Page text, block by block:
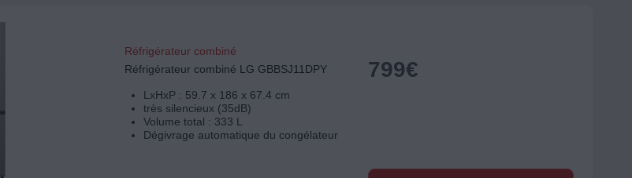
Réfrigérateur combiné
Réfrigérateur combiné LG GBBSJ11DPY
LxHxP : 59.7 x 186 x 67.4 cm
très silencieux (35dB)
Volume total : 333 L
Dégivrage automatique du congélateur
799€